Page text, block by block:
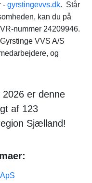
- gyrstingevvs.dk. Står
kan du på
nummer 24209946.
VVS A/S
og
er denne
af 123
Sjælland!